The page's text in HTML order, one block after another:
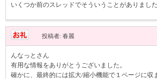
いくつか前のスレッドでそういうことがありました
投稿者: 春麗
んなっとさん
有用な情報をありがとうございました。
確かに、最終的には拡大/縮小機能で１ページに収